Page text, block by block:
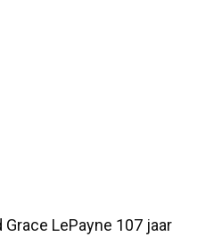
LePayne 107 jaar